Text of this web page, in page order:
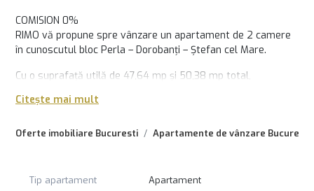
Oferte imobiliare Bucuresti Apartamente de vânzare Bucuresti
COMISION 0%
RIMO vă propune spre vânzare un apartament de 2 camere
în cunoscutul bloc Perla – Dorobanți – Ștefan cel Mare.
Cu o suprafață utilă de 47,64 mp și 50,38 mp total,
living luminos și un balcon generos de 2,74 mp, perfect
primitor. Bucătăria este complet utilată, baia renovată are
Citește mai mult
Tip apartament Apartament